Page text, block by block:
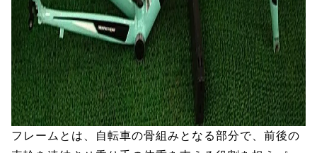
フレームとは、自転車の骨組みとなる部分で、前後の